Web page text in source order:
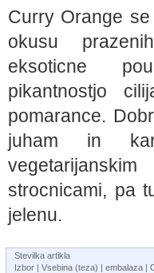
Curry Orange
okusu
eksoticne
pikantnostjo
pomarance.
juham in
strocnicami, pa
jelenu.
Stevilka artikla
Izbor | Vsebina (teza) | embalaza |